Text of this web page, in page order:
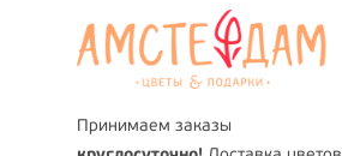
Принимаем заказы